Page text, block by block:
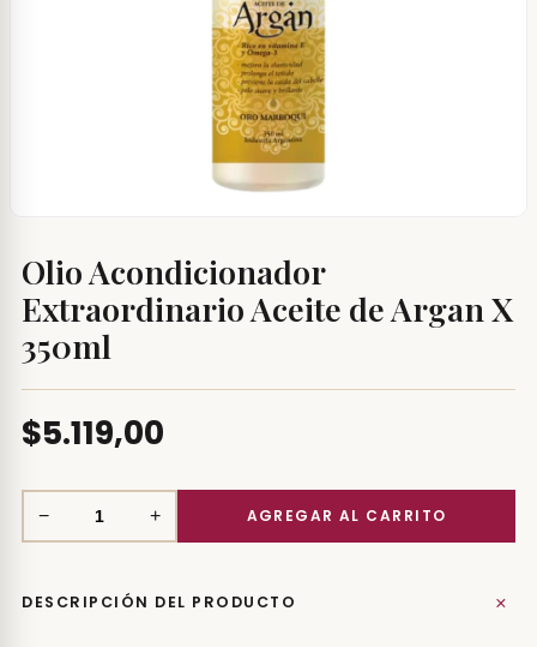
Olio Acondicionador
Extraordinario Aceite de Argan X
350ml
$5.119,00
− +
DESCRIPCIÓN DEL PRODUCTO +